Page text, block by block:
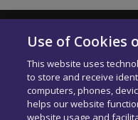
Solera Italia S.r.l
P.IVA: 01664900592
N. Iscrizione ROC
Delibera AGCOM:
Codice di condotta
Use of Cookies
This website uses
to store and receive
computers, phones,
helps our website
website usage and